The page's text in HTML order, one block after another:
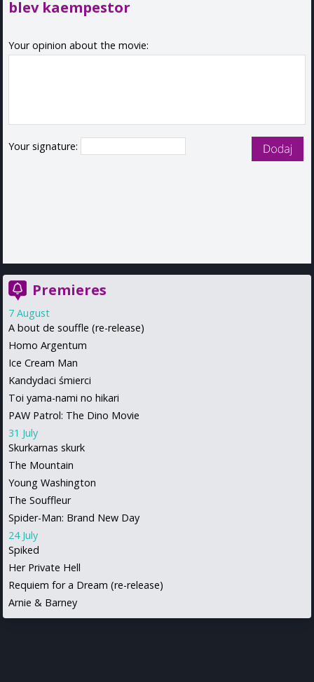
blev kaempestor
Your opinion about the movie:
Your signature:
Premieres
7 August
A bout de souffle (re-release)
Homo Argentum
Ice Cream Man
Kandydaci śmierci
Toi yama-nami no hikari
PAW Patrol: The Dino Movie
31 July
Skurkarnas skurk
The Mountain
Young Washington
The Souffleur
Spider-Man: Brand New Day
24 July
Spiked
Her Private Hell
Requiem for a Dream (re-release)
Arnie & Barney